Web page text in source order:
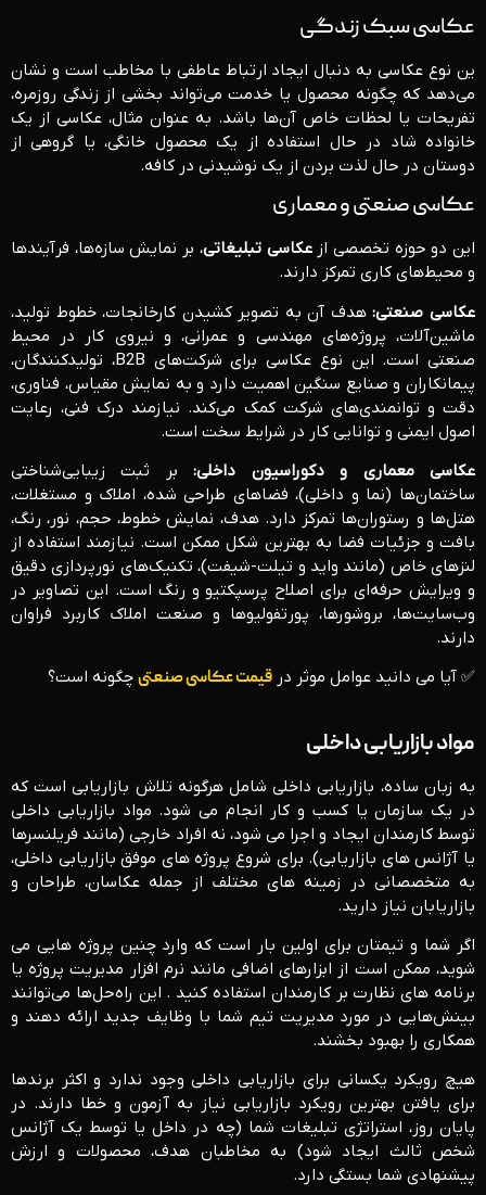
عکاسی سبک زندگی
ین نوع عکاسی به دنبال ایجاد ارتباط عاطفی با مخاطب است و نشان
می‌دهد که چگونه محصول یا خدمت می‌تواند بخشی از زندگی روزمره،
تفریحات یا لحظات خاص آن‌ها باشد. به عنوان مثال، عکاسی از یک
خانواده شاد در حال استفاده از یک محصول خانگی، یا گروهی از
دوستان در حال لذت بردن از یک نوشیدنی در کافه.
عکاسی صنعتی و معماری
این دو حوزه تخصصی ازعکاسی تبلیغاتی، بر نمایش سازه‌ها، فرآیندها
و محیط‌های کاری تمرکز دارند.
عکاسی صنعتی:هدف آن به تصویر کشیدن کارخانجات، خطوط تولید،
ماشین‌آلات، پروژه‌های مهندسی و عمرانی، و نیروی کار در محیط
صنعتی است. این نوع عکاسی برای شرکت‌های B2B، تولیدکنندگان،
پیمانکاران و صنایع سنگین اهمیت دارد و به نمایش مقیاس، فناوری،
دقت و توانمندی‌های شرکت کمک می‌کند. نیازمند درک فنی، رعایت
اصول ایمنی و توانایی کار در شرایط سخت است.
عکاسی معماری و دکوراسیون داخلی:بر ثبت زیبایی‌شناختی
ساختمان‌ها (نما و داخلی)، فضاهای طراحی شده، املاک و مستغلات،
هتل‌ها و رستوران‌ها تمرکز دارد. هدف، نمایش خطوط، حجم، نور، رنگ،
بافت و جزئیات فضا به بهترین شکل ممکن است. نیازمند استفاده از
لنزهای خاص (مانند واید و تیلت-شیفت)، تکنیک‌های نورپردازی دقیق
و ویرایش حرفه‌ای برای اصلاح پرسپکتیو و رنگ است. این تصاویر در
وب‌سایت‌ها، بروشورها، پورتفولیوها و صنعت املاک کاربرد فراوان
دارند.
✅ آیا می دانید عوامل موثر در قیمت عکاسی صنعتی چگونه است؟
مواد بازاریابی داخلی
به زبان ساده، بازاریابی داخلی شامل هرگونه تلاش بازاریابی است که
در یک سازمان یا کسب و کار انجام می شود. مواد بازاریابی داخلی
توسط کارمندان ایجاد و اجرا می شود، نه افراد خارجی (مانند فریلنسرها
یا آژانس های بازاریابی). برای شروع پروژه های موفق بازاریابی داخلی،
به متخصصانی در زمینه های مختلف از جمله عکاسان، طراحان و
بازاریابان نیاز دارید.
اگر شما و تیمتان برای اولین بار است که وارد چنین پروژه هایی می
شوید، ممکن است از ابزارهای اضافی مانند نرم افزار مدیریت پروژه یا
برنامه های نظارت بر کارمندان استفاده کنید . این راه‌حل‌ها می‌توانند
بینش‌هایی در مورد مدیریت تیم شما با وظایف جدید ارائه دهند و
همکاری را بهبود بخشند.
هیچ رویکرد یکسانی برای بازاریابی داخلی وجود ندارد و اکثر برندها
برای یافتن بهترین رویکرد بازاریابی نیاز به آزمون و خطا دارند. در
پایان روز، استراتژی تبلیغات شما (چه در داخل یا توسط یک آژانس
شخص ثالث ایجاد شود) به مخاطبان هدف، محصولات و ارزش
پیشنهادی شما بستگی دارد.